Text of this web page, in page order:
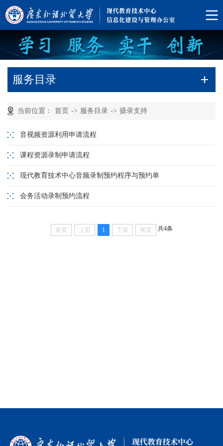
服务目录
当前位置： 首页 -> 服务目录 -> 摄录支持
音视频资源利用申请流程
课程资源录制申请流程
现代教育技术中心音频录制预约程序与预约单
会务活动录制预约流程
首页 上页 1 下页 尾页 共4条